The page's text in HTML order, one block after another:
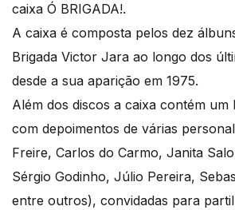
caixa Ó BRIGADA!.
A caixa é composta pelos dez
Brigada Victor Jara ao longo dos
desde a sua aparição em 1975.
Além dos discos a caixa contém
com depoimentos de várias
Freire, Carlos do Carmo, Janita
Sérgio Godinho, Júlio Pereira,
entre outros), convidadas para